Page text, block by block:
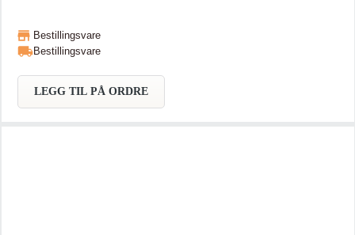
Bestillingsvare
Bestillingsvare
LEGG TIL PÅ ORDRE